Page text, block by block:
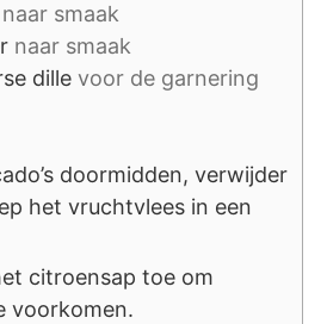
naar smaak
naar smaak
dille voor de garnering
doormidden, verwijder
het vruchtvlees in een
citroensap toe om
voorkomen.